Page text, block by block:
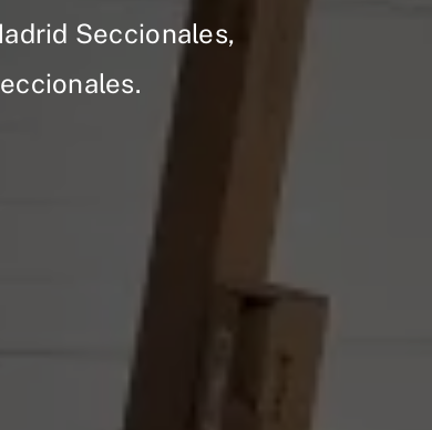
Seccionales,